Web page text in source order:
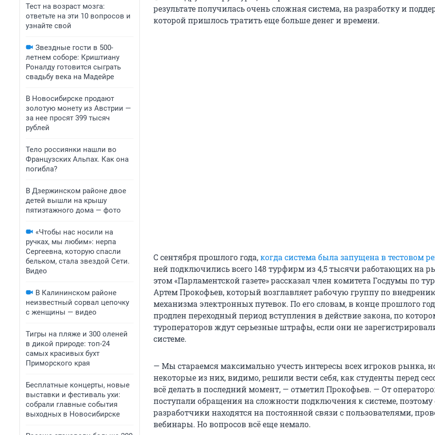
Тест на возраст мозга:
ответьте на эти 10 вопросов и
узнайте свой
Звездные гости в 500-
летнем соборе: Криштиану
Роналду готовится сыграть
свадьбу века на Мадейре
В Новосибирске продают
золотую монету из Австрии —
за нее просят 399 тысяч
рублей
Тело россиянки нашли во
Французских Альпах. Как она
погибла?
В Дзержинском районе двое
детей вышли на крышу
пятиэтажного дома — фото
«Чтобы нас носили на
ручках, мы любим»: нерпа
Сергеевна, которую спасли
бельком, стала звездой Сети.
Видео
В Калининском районе
неизвестный сорвал цепочку
с женщины — видео
Тигры на пляже и 300 оленей
в дикой природе: топ-24
самых красивых бухт
Приморского края
Бесплатные концерты, новые
выставки и фестиваль ухи:
собрали главные события
выходных в Новосибирске
результате получилась очень сложная система, на разработку и
которой пришлось тратить еще больше денег и времени.
С сентября прошлого года,когда система была запущена в тестовом
ней подключились всего 148 турфирм из 4,5 тысячи работающих на
этом «Парламентской газете» рассказал член комитета Госдумы по
Артем Прокофьев, который возглавляет рабочую группу по
механизма электронных путевок. По его словам, в конце прошлого
продлен переходный период вступления в действие закона, по
туроператоров ждут серьезные штрафы, если они не
системе.
— Мы стараемся максимально учесть интересы всех игроков рынка,
некоторые из них, видимо, решили вести себя, как студенты перед
всё делать в последний момент, — отметил Прокофьев. — От
поступали обращения на сложности подключения к системе, поэтому
разработчики находятся на постоянной связи с пользователями,
вебинары. Но вопросов всё еще немало.